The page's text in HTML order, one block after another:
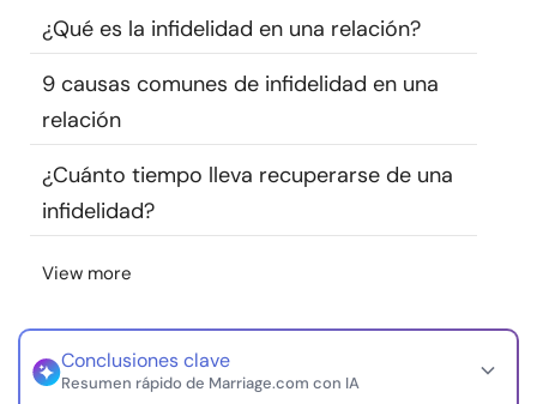
nosotros
¿Qué es la infidelidad en una relación?
9 causas comunes de infidelidad en una
relación
¿Cuánto tiempo lleva recuperarse de una
infidelidad?
View more
Conclusiones clave
Resumen rápido de Marriage.com con IA